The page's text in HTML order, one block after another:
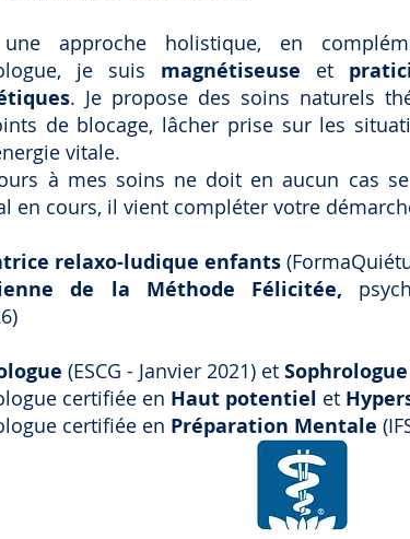
approche holistique, en
je suis magnétiseuse et
. Je propose des soins naturels
de blocage, lâcher prise sur les
vitale.
à mes soins ne doit en aucun cas
en cours, il vient compléter votre
relaxo-ludique enfants
de la Méthode Félicitée,
(ESCG - Janvier 2021) et
certifiée en Haut potentiel et
certifiée en Préparation Mentale